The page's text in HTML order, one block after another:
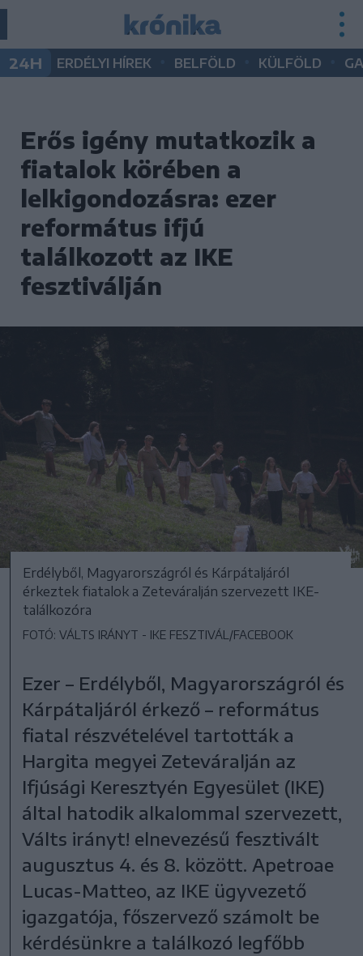
24H ERDÉLYI HÍREK BELFÖLD KÜLFÖLD
Erős igény mutatkozik a
fiatalok körében a
lelkigondozásra: ezer
református ifjú
találkozott az IKE
fesztiválján
Erdélyből, Magyarországról és Kárpátaljáról
érkeztek fiatalok a Zeteváralján szervezett IKE-
találkozóra
FOTÓ: VÁLTS IRÁNYT - IKE FESZTIVÁL/FACEBOOK
Ezer – Erdélyből, Magyarországról és
Kárpátaljáról érkező – református
fiatal részvételével tartották a
Hargita megyei Zeteváralján az
Ifjúsági Keresztyén Egyesület (IKE)
által hatodik alkalommal szervezett,
Válts irányt! elnevezésű fesztivált
augusztus 4. és 8. között. Apetroae
Lucas-Matteo, az IKE ügyvezető
igazgatója, főszervező számolt be
kérdésünkre a találkozó legfőbb